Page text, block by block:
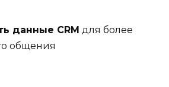
данные CRM для более
общения